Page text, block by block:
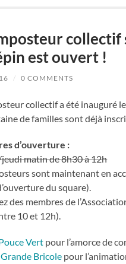
collectif
est ouvert !
/ 0 COMMENTS
collectif a été inauguré
de familles sont déjà
d’ouverture :
matin de 8h30 à 12h
sont maintenant en
du square).
des membres de
10 et 12h).
Vert pour l’amorce de
Grande Bricole pour